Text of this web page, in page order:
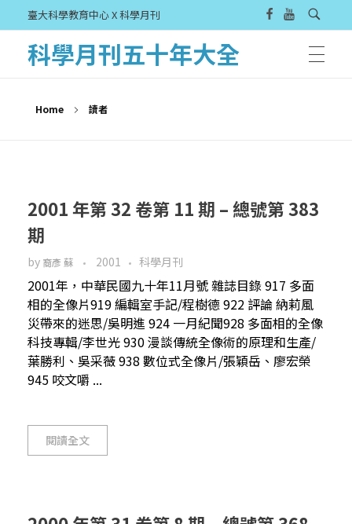
臺大科學教育中心 X 科學月刊
科學月刊五十年大全
Home 讀者
2001 年第 32 卷第 11 期 – 總號第 383
期
by 裔彥 蘇 2001 科學月刊
2001年，中華民國九十年11月號 雜誌目錄 917 多面
相的全像片919 編輯室手記/程樹德 922 評論 納莉風
災帶來的迷思/吳明進 924 一月紀聞928 多面相的全像
科技專輯/李世光 930 漫談傳統全像術的原理和生產/
葉勝利、吳采薇 938 數位式全像片/張穎岳、廖宏榮
945 咬文嚼 ...
閱讀全文